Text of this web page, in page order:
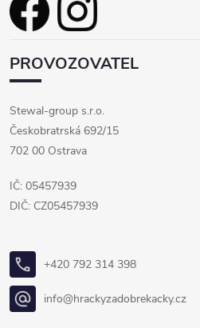
PROVOZOVATEL
Stewal-group s.r.o.
Českobratrská 692/15
702 00 Ostrava
IČ: 05457939
DIČ: CZ05457939
+420 792 314 398
info@hrackyzadobrekacky.cz